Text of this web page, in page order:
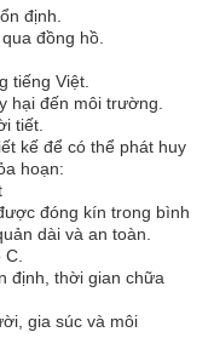
định.
đồng hồ.
tiếng Việt.
hại đến môi trường.
tiết.
kế để có thể phát huy
hoạn:
đóng kín trong bình
dài và an toàn.
C.
định, thời gian chữa
gia súc và môi